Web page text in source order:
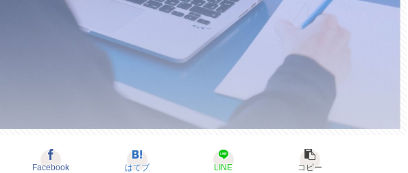
Facebook はてブ LINE コピー